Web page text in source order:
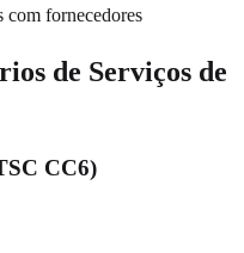
com fornecedores
de Serviços de
CC6)